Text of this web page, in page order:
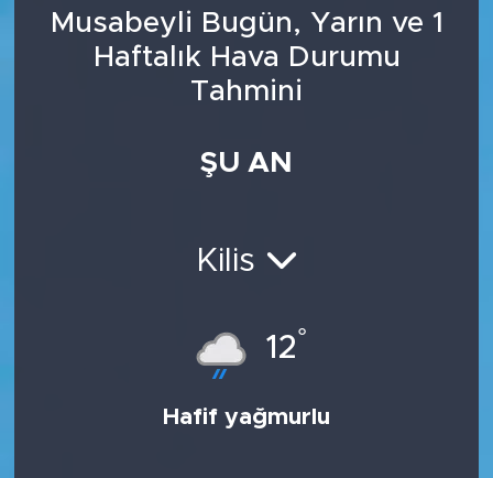
Musabeyli Bugün, Yarın ve 1
Haftalık Hava Durumu
Tahmini
ŞU AN
Kilis
12°
Hafif yağmurlu
İş ve Ekonomi
Moda-Magazin-Eğlence
Şampiyonlar Ligi Puan Durumu ve Fikstür
Tüm Manşetler